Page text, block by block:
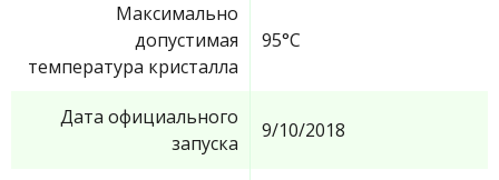
Максимально
допустимая
температура кристалла
95°C
Дата официального
запуска
9/10/2018